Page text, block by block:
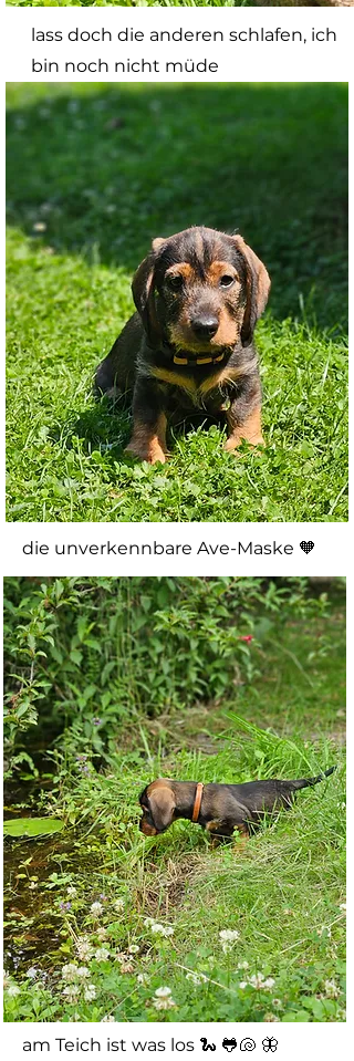
lass doch die anderen schlafen, ich
bin noch nicht müde
die unverkennbare Ave-Maske 🧡
am Teich ist was los 🐍 🐸🐚 🦋